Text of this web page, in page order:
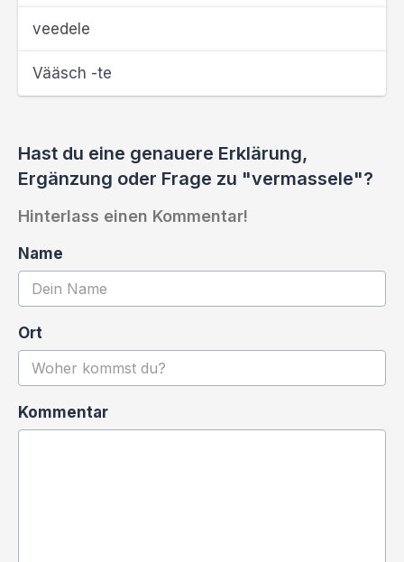
veedele
Vääsch -te
Hast du eine genauere Erklärung,
Ergänzung oder Frage zu "vermassele"?
Hinterlass einen Kommentar!
Name
Ort
Kommentar